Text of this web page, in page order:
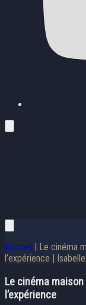
Accueil | Le cinéma
l’expérience |
Le cinéma
l’expérience